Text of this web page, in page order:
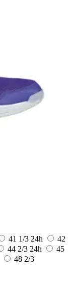
41 1/3 24h
42
44 2/3 24h
45
48 2/3